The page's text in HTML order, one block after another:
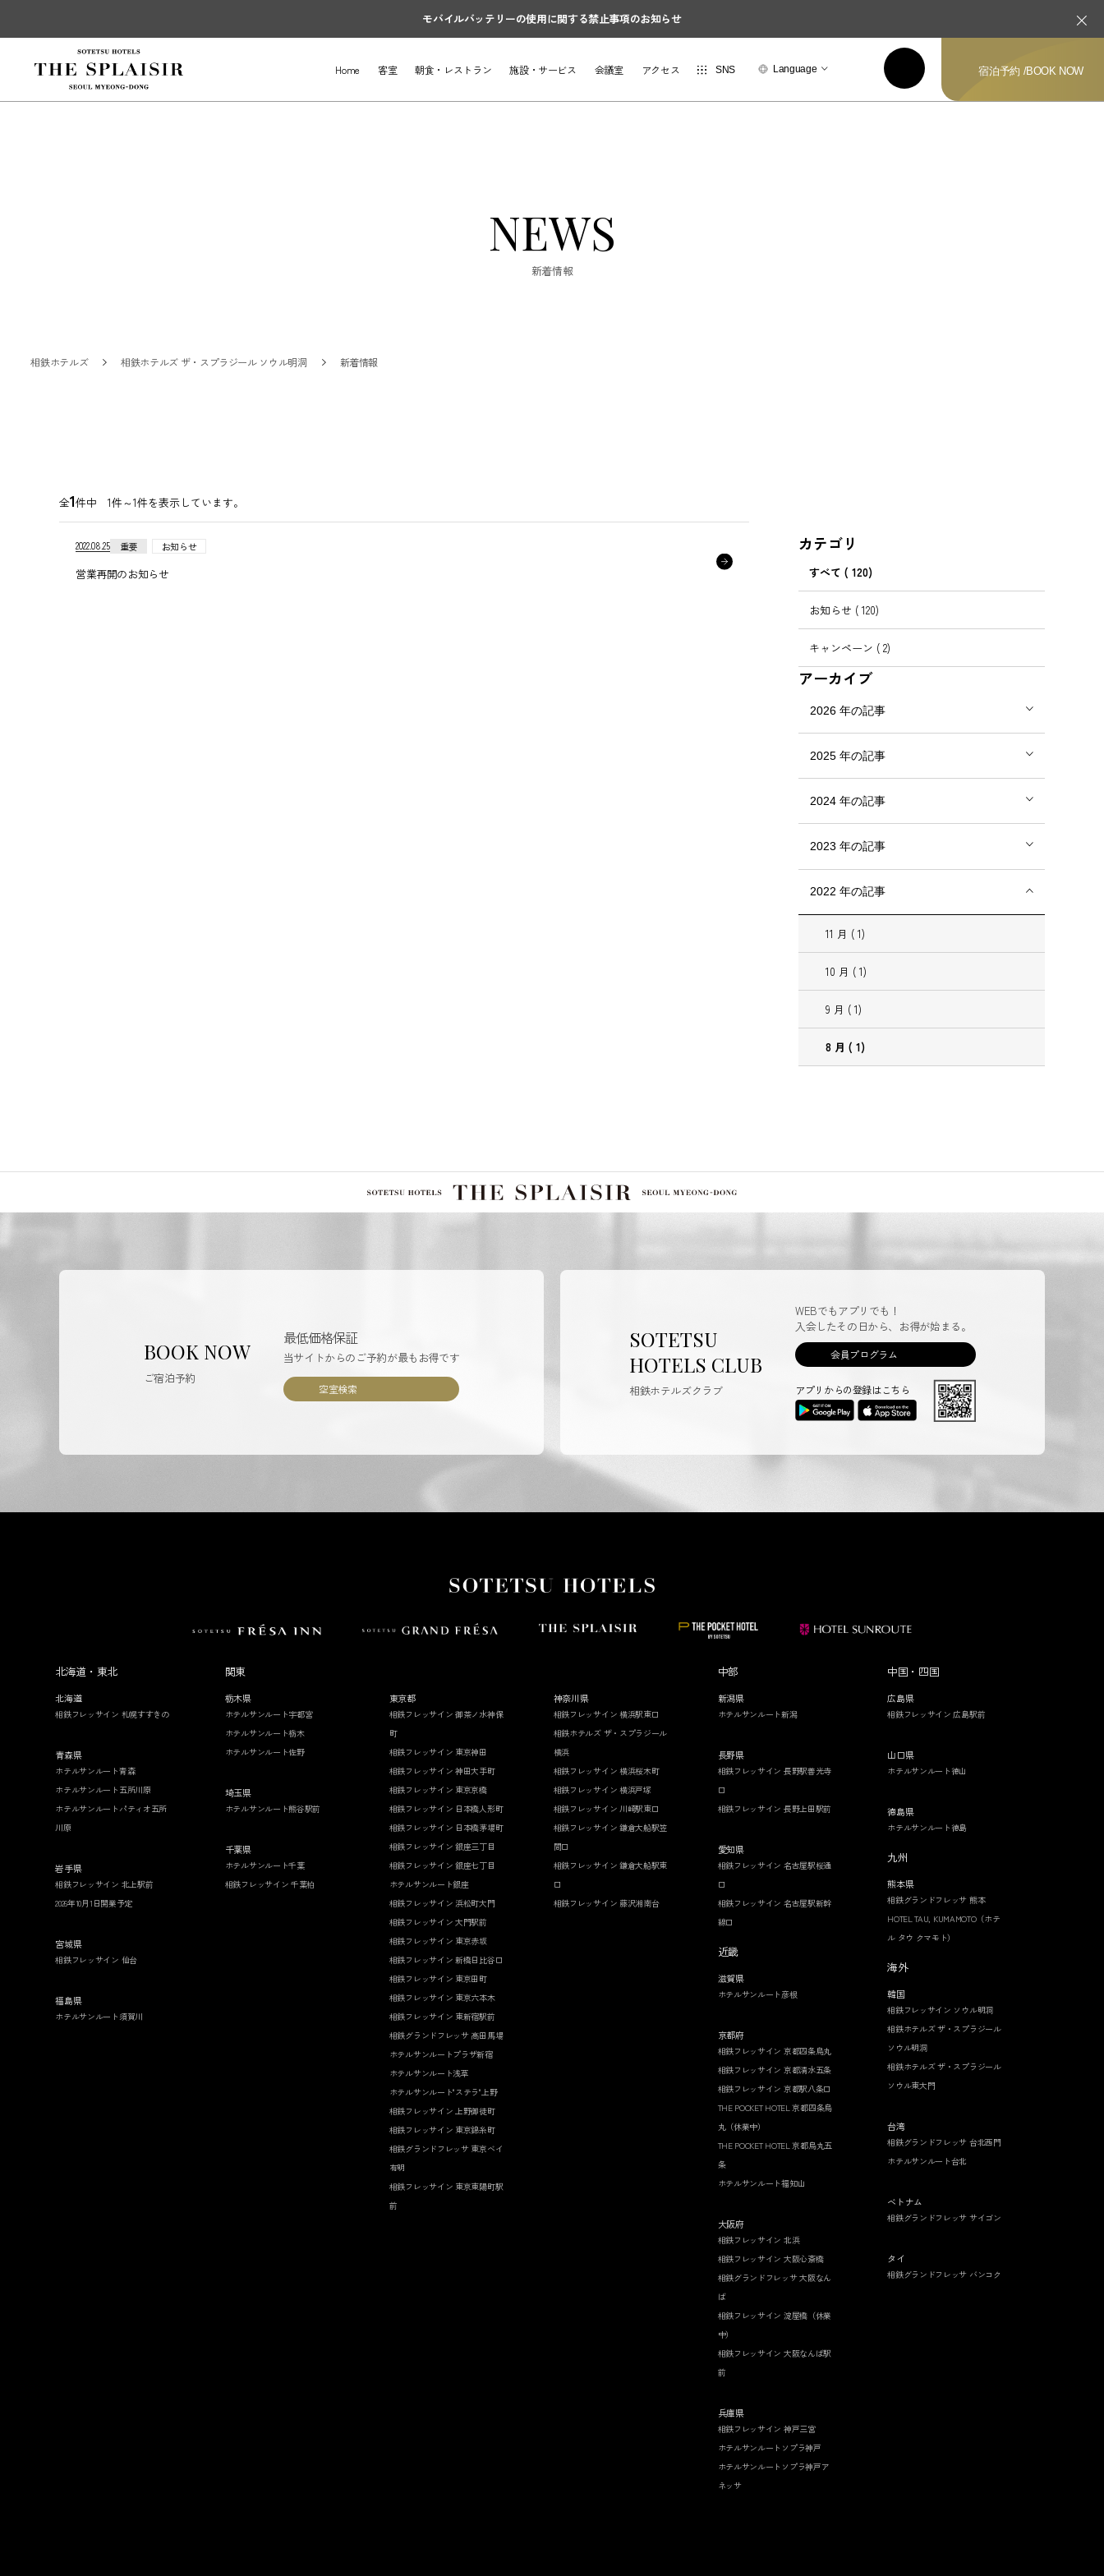
モバイルバッテリーの使用に関する禁止事項のお知らせ
Home 客室 朝食・レストラン 施設・サービス 会議室 アクセス SNS Language 宿泊予約 /BOOK NOW
NEWS
新着情報
相鉄ホテルズ 相鉄ホテルズ ザ・スプラジール ソウル明洞 新着情報
全1件中 1件～1件を表示しています。
2022.08.25 重要 お知らせ
営業再開のお知らせ
カテゴリ
すべて ( 120)
お知らせ ( 120)
キャンペーン ( 2)
アーカイブ
2026年の記事
2025年の記事
2024年の記事
2023年の記事
2022年の記事
11 月 ( 1)
10 月 ( 1)
9 月 ( 1)
8 月 ( 1)
BOOK NOW
ご宿泊予約
最低価格保証
当サイトからのご予約が最もお得です
空室検索
SOTETSU
HOTELS CLUB
相鉄ホテルズクラブ
WEBでもアプリでも！
入会したその日から、お得が始まる。
会員プログラム
アプリからの登録はこちら
北海道・東北
北海道
相鉄フレッサイン 札幌すすきの
青森県
ホテルサンルート青森
ホテルサンルート五所川原
ホテルサンルートパティオ五所
川原
岩手県
相鉄フレッサイン 北上駅前
2026年10月1日開業予定
宮城県
相鉄フレッサイン 仙台
福島県
ホテルサンルート須賀川
関東
栃木県
ホテルサンルート宇都宮
ホテルサンルート栃木
ホテルサンルート佐野
埼玉県
ホテルサンルート熊谷駅前
千葉県
ホテルサンルート千葉
相鉄フレッサイン 千葉柏
東京都
相鉄フレッサイン 御茶ノ水神保
町
相鉄フレッサイン 東京神田
相鉄フレッサイン 神田大手町
相鉄フレッサイン 東京京橋
相鉄フレッサイン 日本橋人形町
相鉄フレッサイン 日本橋茅場町
相鉄フレッサイン 銀座三丁目
相鉄フレッサイン 銀座七丁目
ホテルサンルート銀座
相鉄フレッサイン 浜松町大門
相鉄フレッサイン 大門駅前
相鉄フレッサイン 東京赤坂
相鉄フレッサイン 新橋日比谷口
相鉄フレッサイン 東京田町
相鉄フレッサイン 東京六本木
相鉄フレッサイン 東新宿駅前
相鉄グランドフレッサ 高田馬場
ホテルサンルートプラザ新宿
ホテルサンルート浅草
ホテルサンルート"ステラ"上野
相鉄フレッサイン 上野御徒町
相鉄フレッサイン 東京錦糸町
相鉄グランドフレッサ 東京ベイ
有明
相鉄フレッサイン 東京東陽町駅
前
神奈川県
相鉄フレッサイン 横浜駅東口
相鉄ホテルズ ザ・スプラジール
横浜
相鉄フレッサイン 横浜桜木町
相鉄フレッサイン 横浜戸塚
相鉄フレッサイン 川崎駅東口
相鉄フレッサイン 鎌倉大船駅笠
間口
相鉄フレッサイン 鎌倉大船駅東
口
相鉄フレッサイン 藤沢湘南台
中部
新潟県
ホテルサンルート新潟
長野県
相鉄フレッサイン 長野駅善光寺
口
相鉄フレッサイン 長野上田駅前
愛知県
相鉄フレッサイン 名古屋駅桜通
口
相鉄フレッサイン 名古屋駅新幹
線口
近畿
滋賀県
ホテルサンルート彦根
京都府
相鉄フレッサイン 京都四条烏丸
相鉄フレッサイン 京都清水五条
相鉄フレッサイン 京都駅八条口
THE POCKET HOTEL 京都四条烏
丸（休業中）
THE POCKET HOTEL 京都烏丸五
条
ホテルサンルート福知山
大阪府
相鉄フレッサイン 北浜
相鉄フレッサイン 大阪心斎橋
相鉄グランドフレッサ 大阪なん
ば
相鉄フレッサイン 淀屋橋（休業
中）
相鉄フレッサイン 大阪なんば駅
前
兵庫県
相鉄フレッサイン 神戸三宮
ホテルサンルートソプラ神戸
ホテルサンルートソプラ神戸ア
ネッサ
中国・四国
広島県
相鉄フレッサイン 広島駅前
山口県
ホテルサンルート徳山
徳島県
ホテルサンルート徳島
九州
熊本県
相鉄グランドフレッサ 熊本
HOTEL TAU, KUMAMOTO（ホテ
ル タウ クマモト）
海外
韓国
相鉄フレッサイン ソウル明洞
相鉄ホテルズ ザ・スプラジール
ソウル明洞
相鉄ホテルズ ザ・スプラジール
ソウル東大門
台湾
相鉄グランドフレッサ 台北西門
ホテルサンルート台北
ベトナム
相鉄グランドフレッサ サイゴン
タイ
相鉄グランドフレッサ バンコク